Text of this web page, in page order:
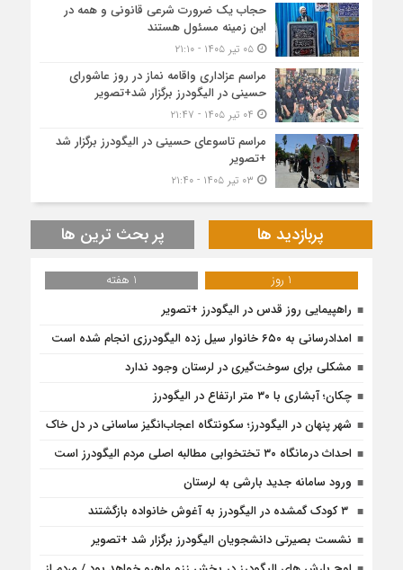
حجاب یک ضرورت شرعی قانونی و همه در
این زمینه مسئول هستند
۰۵ تیر ۱۴۰۵ - ۲۱:۱۰
مراسم عزاداری واقامه نماز در روز عاشورای
حسینی در الیگودرز برگزار شد+تصویر
مراسم تاسوعای حسینی در الیگودرز برگزار شد
+تصویر
پربازدید ها پر بحث ترین ها
1 روز
1 هفته
راهپیمایی روز قدس در الیگودرز +تصویر
امدادرسانی به ۶۵۰ خانوار سیل زده الیگودرزی انجام شده است
مشکلی برای سوخت‌گیری در لرستان وجود ندارد
چکان؛ آبشاری با ۳۰ متر ارتفاع در الیگودرز
شهر پنهان در الیگودرز؛ سکونتگاه اعجاب‌انگیز ساسانی در دل خاک
احداث درمانگاه ۳۰ تختخوابی مطالبه اصلی مردم الیگودرز است
ورود سامانه جدید بارشی به لرستان
نشست بصیرتی دانشجویان الیگودرز برگزار شد +تصویر